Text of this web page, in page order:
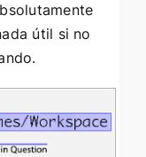
útil si no